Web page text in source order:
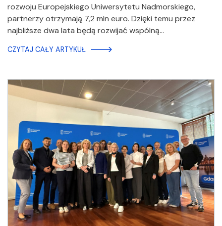
rozwoju Europejskiego Uniwersytetu Nadmorskiego,
partnerzy otrzymają 7,2 mln euro. Dzięki temu przez
najbliższe dwa lata będą rozwijać wspólną…
CZYTAJ CAŁY ARTYKUŁ